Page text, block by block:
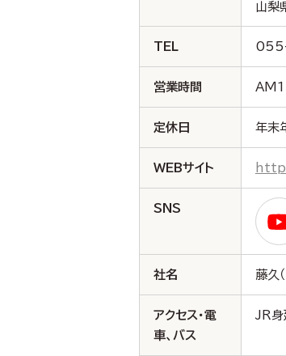
山梨
TEL
営業時間
定休日 年末
WEBサイト
SNS
社名 藤久
アクセス・電
車、バス
JR